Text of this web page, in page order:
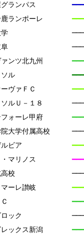
ランパス
鹿ランポーレ
阜
ンツ北九州
ル
ヴァＦＣ
ルＵ－１８
ォーレ甲府
大学付属高校
ビア
マリノス
校
ーレ讃岐
ック
ックス新潟